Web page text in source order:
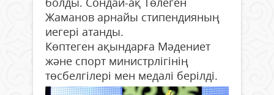
Жаманов арнайы стипендияның
иегері атанды.
Көптеген ақындарға Мәдениет
және спорт министрлігінің
төсбелгілері мен медалі берілді.